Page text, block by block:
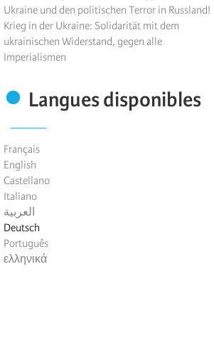
Ukraine und den politischen Terror in Russland!
Krieg in der Ukraine: Solidarität mit dem
ukrainischen Widerstand, gegen alle
Imperialismen
Langues disponibles
Français
English
Castellano
Italiano
العربية
Deutsch
Português
ελληνικά